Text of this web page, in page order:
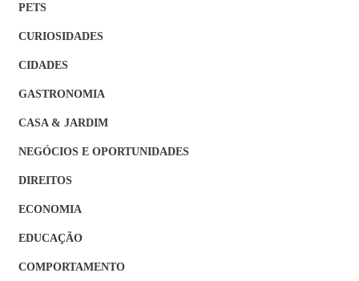
PETS
CURIOSIDADES
CIDADES
GASTRONOMIA
CASA & JARDIM
NEGÓCIOS E OPORTUNIDADES
DIREITOS
ECONOMIA
EDUCAÇÃO
COMPORTAMENTO